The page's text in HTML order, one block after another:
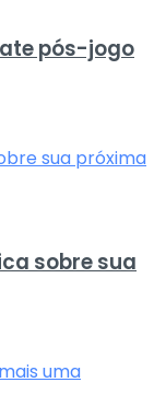
pós-jogo
sobre sua